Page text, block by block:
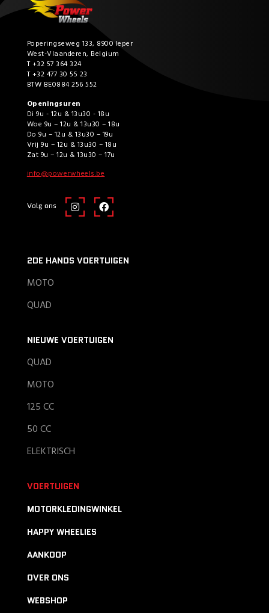
Poperingseweg 133, 8900 Ieper
West-Vlaanderen, Belgium
T +32 57 364 324
T +32 477 30 55 23
BTW BE0884 256 552
Openingsuren
Di 9u - 12u & 13u30 - 18u
Woe 9u – 12u & 13u30 – 18u
Do 9u – 12u & 13u30 – 19u
Vrij 9u – 12u & 13u30 – 18u
Zat 9u – 12u & 13u30 – 17u
info@powerwheels.be
Volg ons
2DE HANDS VOERTUIGEN
MOTO
QUAD
NIEUWE VOERTUIGEN
QUAD
MOTO
125 CC
50 CC
ELEKTRISCH
VOERTUIGEN
MOTORKLEDINGWINKEL
HAPPY WHEELIES
AANKOOP
OVER ONS
WEBSHOP